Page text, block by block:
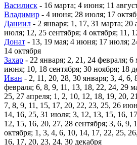
Василиск - 16 марта; 4 июня; 11
Владимир - 4 июня; 28 июля; 17
Даниил - 2 января; 1, 17, 31 марта;
июля; 12, 25 сентября; 4 октября; 11,
Донат - 13, 19 мая; 4 июня; 17 июля;
14 октября
Захар - 22 января; 2, 21, 24 февраля; 6
июня; 10, 18 сентября; 30 ноября; 18
Иван - 2, 11, 20, 28, 30 января; 3, 4, 6,
февраля; 6, 8, 9, 11, 13, 18, 22, 24, 29
25, 27 апреля; 1, 2, 10, 12, 18, 19, 20,
7, 8, 9, 11, 15, 17, 20, 22, 23, 25, 26
14, 16, 25, 31 июля; 3, 12, 13, 15, 16,
12, 15, 16, 20, 27, 28 сентября; 3, 6, 9,
октября; 1, 3, 4, 6, 10, 14, 17, 22, 25,
16, 17, 20, 23, 24, 30 декабря